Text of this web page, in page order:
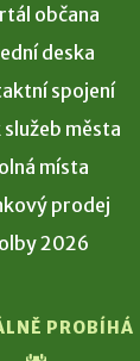
občana
deska
spojení
služeb města
místa
prodej
2026
PROBÍHÁ